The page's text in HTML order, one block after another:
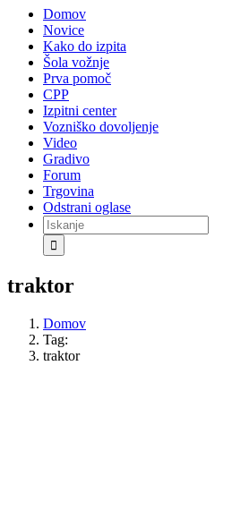
Domov
Novice
Kako do izpita
Šola vožnje
Prva pomoč
CPP
Izpitni center
Vozniško dovoljenje
Video
Gradivo
Forum
Trgovina
Odstrani oglase
Iskanje
za:
traktor
Domov
Tag:
traktor